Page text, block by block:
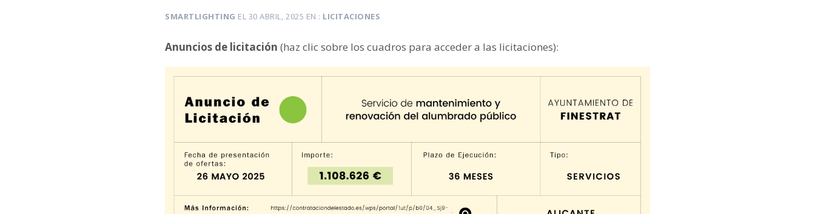
SMARTLIGHTING EL 30 ABRIL, 2025 EN LICITACIONES
Anuncios de licitación (haz clic sobre los cuadros para acceder a las licitaciones):